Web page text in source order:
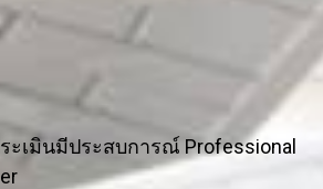
ะเมินมีประสบการณ์ Professional